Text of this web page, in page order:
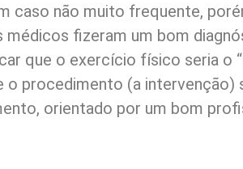
caso não muito frequente,
médicos fizeram um bom
que o exercício físico seria o
o procedimento (a intervenção)
orientado por um bom